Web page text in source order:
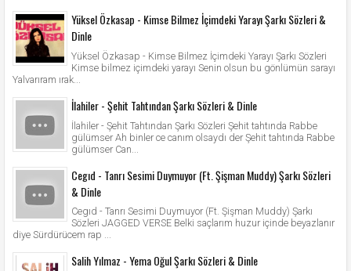
Yüksel Özkasap - Kimse Bilmez İçimdeki Yarayı Şarkı Sözleri &
Dinle
Yüksel Özkasap - Kimse Bilmez İçimdeki Yarayı Şarkı Sözleri
Kimse bilmez içimdeki yarayı Senin olsun bu gönlümün sarayı
Yalvarıram ırak...
İlahiler - Şehit Tahtından Şarkı Sözleri & Dinle
İlahiler - Şehit Tahtından Şarkı Sözleri Şehit tahtında Rabbe
gülümser Ah binler ce canım olsaydı der Şehit tahtında Rabbe
gülümser Can...
Cegıd - Tanrı Sesimi Duymuyor (Ft. Şişman Muddy) Şarkı Sözleri
& Dinle
Cegıd - Tanrı Sesimi Duymuyor (Ft. Şişman Muddy) Şarkı
Sözleri JAGGED VERSE Belki saçlarım huzur içinde beyazlanır
diye Sürdürücem rap ...
Salih Yılmaz - Yema Oğul Şarkı Sözleri & Dinle